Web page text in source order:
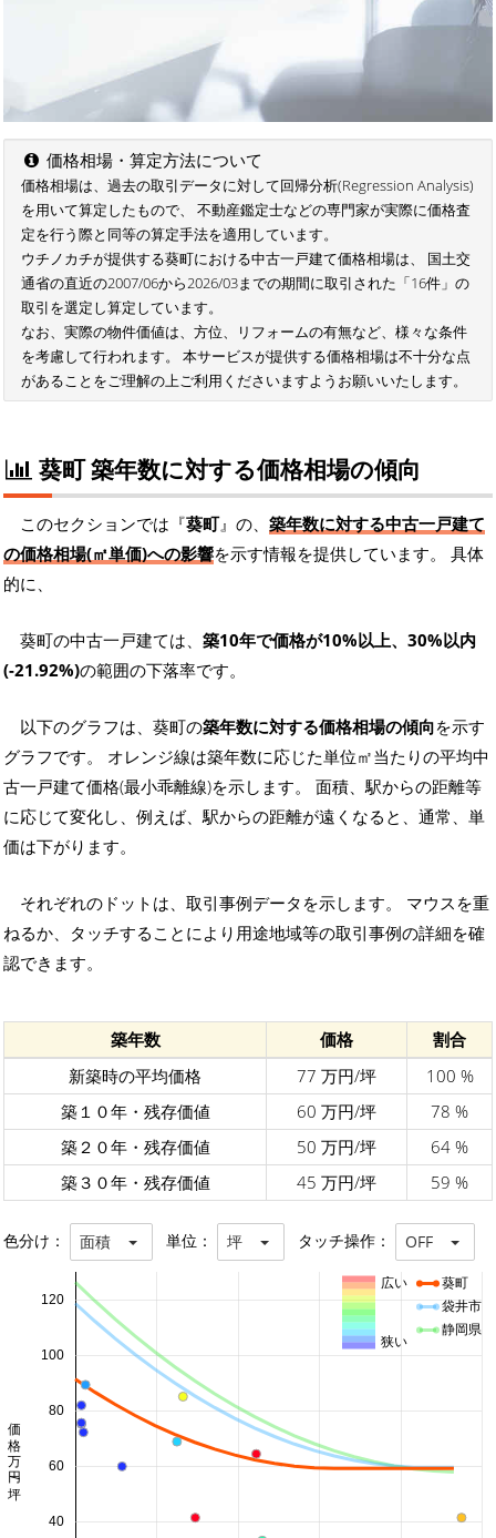
価格相場・算定方法について
価格相場は、過去の取引データに対して回帰分析(Regression Analysis)
を用いて算定したもので、 不動産鑑定士などの専門家が実際に価格査
定を行う際と同等の算定手法を適用しています。
ウチノカチが提供する葵町における中古一戸建て価格相場は、 国土交
通省の直近の2007/06から2026/03までの期間に取引された「16件」の
取引を選定し算定しています。
なお、実際の物件価値は、方位、リフォームの有無など、様々な条件
を考慮して行われます。 本サービスが提供する価格相場は不十分な点
があることをご理解の上ご利用くださいますようお願いいたします。
葵町 築年数に対する価格相場の傾向
このセクションでは『葵町』の、 築年数に対する中古一戸建て
の価格相場(㎡単価)への影響を示す情報を提供しています。 具体
的に、
葵町の中古一戸建ては、 築10年で価格が10%以上、30%以内
(-21.92%)の範囲の下落率です。
以下のグラフは、葵町の築年数に対する価格相場の傾向を示す
グラフです。 オレンジ線は築年数に応じた単位㎡当たりの平均中
古一戸建て価格(最小乖離線)を示します。 面積、駅からの距離等
に応じて変化し、例えば、駅からの距離が遠くなると、通常、単
価は下がります。
それぞれのドットは、取引事例データを示します。 マウスを重
ねるか、タッチすることにより用途地域等の取引事例の詳細を確
認できます。
築年数 価格
割合
新築時の平均価格
77 万円/坪
100 %
築１０年・残存価値
60 万円/坪
78 %
築２０年・残存価値
50 万円/坪
64 %
築３０年・残存価値
45 万円/坪 59 %
色分け： 面積 単位： 坪 タッチ操作： OFF
40
60
80
100
120
価格 万円/坪
葵町
袋井市
静岡県
広い
狭い